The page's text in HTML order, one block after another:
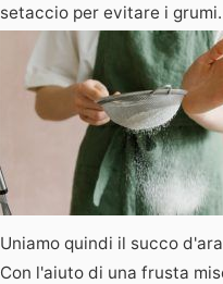
setaccio per evitare i grumi.
Uniamo quindi il succo
Con l'aiuto di una frusta